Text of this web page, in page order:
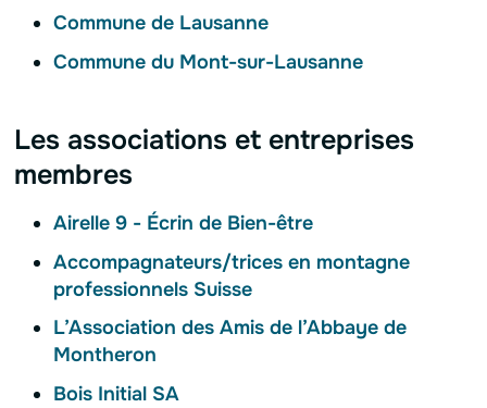
Commune de Lausanne
Commune du Mont-sur-Lausanne
Les associations et entreprises
membres
Airelle 9 - Écrin de Bien-être
Accompagnateurs/trices en montagne
professionnels Suisse
L’Association des Amis de l’Abbaye de
Montheron
Bois Initial SA